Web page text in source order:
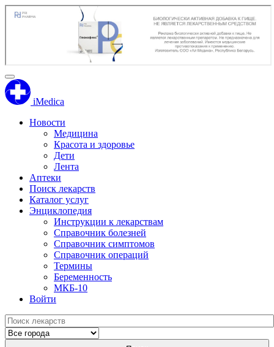
iMedica
Новости
Медицина
Красота и здоровье
Дети
Лента
Аптеки
Поиск лекарств
Каталог услуг
Энциклопедия
Инструкции к лекарствам
Справочник болезней
Справочник симптомов
Справочник операций
Термины
Беременность
МКБ-10
Войти